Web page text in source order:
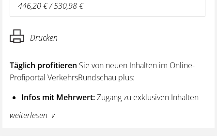
446,20 € / 530,98 €
Drucken
Täglich profitieren Sie von neuen Inhalten im Online-
Profiportal VerkehrsRundschau plus:
Infos mit Mehrwert:Zugang zu exklusiven Inhalten
und Hintergrundwissen – von aktuellen Regelungen
wie z. B. bei den Lenk- und Ruhezeiten,
weiterlesen